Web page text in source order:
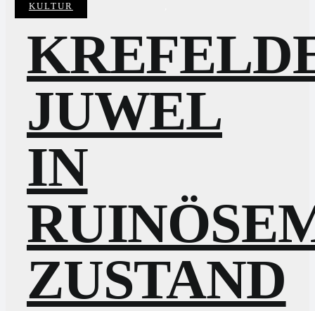
Categories:
KULTUR
JUWEL
IN
ZUSTAND